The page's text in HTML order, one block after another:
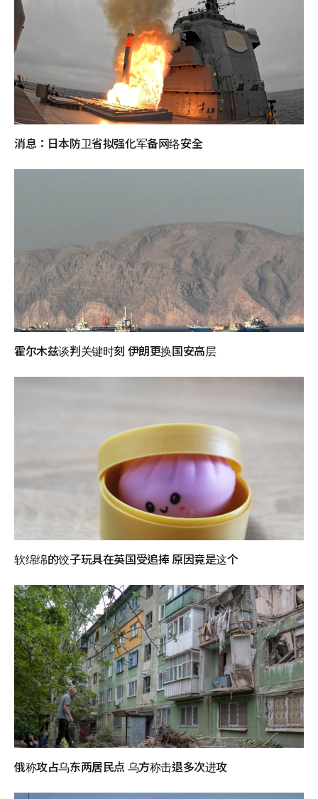
消息：日本防卫省拟强化军备网络安全
霍尔木兹谈判关键时刻 伊朗更换国安高层
软绵绵的饺子玩具在英国受追捧 原因竟是这个
俄称攻占乌东两居民点 乌方称击退多次进攻